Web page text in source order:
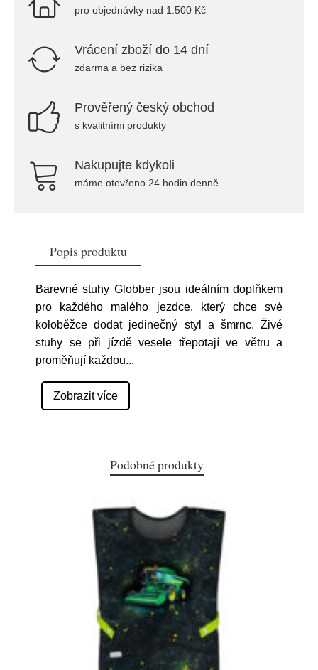
pro objednávky nad 1.500 Kč
Vrácení zboží do 14 dní
zdarma a bez rizika
Prověřený český obchod
s kvalitními produkty
Nakupujte kdykoli
máme otevřeno 24 hodin denně
Popis produktu
Barevné stuhy Globber jsou ideálním doplňkem
pro každého malého jezdce, který chce své
koloběžce dodat jedinečný styl a šmrnc. Živé
stuhy se při jízdě vesele třepotají ve větru a
proměňují každou...
Zobrazit více
Podobné produkty